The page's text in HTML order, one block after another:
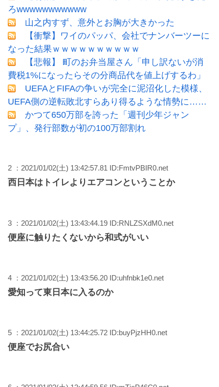
ろwwwwwwwwwww
山之内すず、意外とお胸が大きかった
【衝撃】ワイのパッパ、会社でナンバーツーに
なった結果ｗｗｗｗｗｗｗｗｗｗ
【悲報】 町のお弁当屋さん「申し訳ないが消
費税1%になったらその分商品代を値上げするわ」
UEFAとFIFAの争いが完全に泥沼化した模様、
UEFA側の逆転敗北すらあり得るような情勢に……
かつて650万部を誇った「週刊少年ジャン
プ」、発行部数が初の100万部割れ
2 ：2021/01/02(土) 13:42:57.81 ID:FmtvPBIR0.net
西日本はトイレよりエアコンということか
3 ：2021/01/02(土) 13:43:44.19 ID:RNLZSXdM0.net
便座に触りたくないから和式がいい
4 ：2021/01/02(土) 13:43:56.20 ID:uhfnbk1e0.net
愛知って東日本に入るのか
5 ：2021/01/02(土) 13:44:25.72 ID:buyPjzHH0.net
便座でお尻合い